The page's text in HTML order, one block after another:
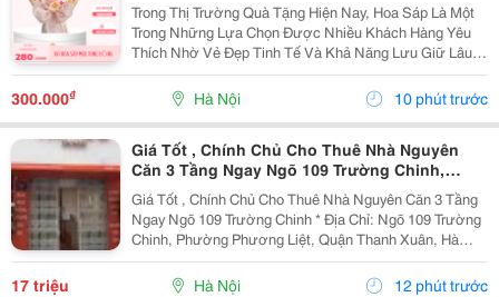
Trong Thị Trường Quà Tặng Hiện Nay, Hoa Sáp Là Một
Trong Những Lựa Chọn Được Nhiều Khách Hàng Yêu
Thích Nhờ Vẻ Đẹp Tinh Tế Và Khả Năng Lưu Giữ Lâu
Dài. Trong Số Những Thương Hiệu Nổi Bật, Lovibe
Đang Dần Trở Thành Cái Tên Được Nhiều Người Lựa
Chọn...
300.000₫ Hà Nội 10 phút trước
Giá Tốt , Chính Chủ Cho Thuê Nhà Nguyên
Căn 3 Tầng Ngay Ngõ 109 Trường Chinh,
Thanh Xuân, Hà Nội
Giá Tốt , Chính Chủ Cho Thuê Nhà Nguyên Căn 3 Tầng
Ngay Ngõ 109 Trường Chinh * Địa Chỉ: Ngõ 109 Trường
Chinh, Phường Phương Liệt, Quận Thanh Xuân, Hà
Nội. - Nhà Nằm Tại Vị Trí Đẹp, Đường Ô Tô Tránh,
Thuận Tiện Vừa Ở Vừa Kinh Doanh Hoặc Làm Văn...
17 triệu Hà Nội 12 phút trước